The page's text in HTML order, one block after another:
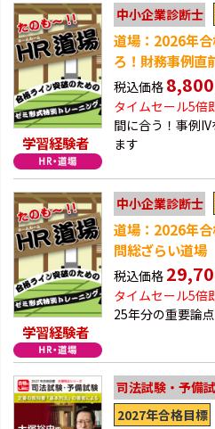
学習経験者
中小企業診断士
道場：2026年
ろ！財務事例直
税込価格 8,800
タイムセール5倍
間に合う！事例
ます
学習経験者
中小企業診断士
道場：2026年
問総ざらい道場
税込価格
タイムセール5倍
25年分の重要論
司法試験・予備
2027年合格目標